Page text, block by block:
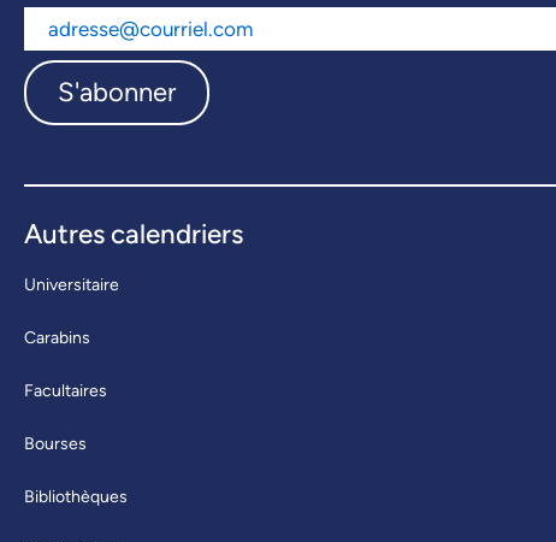
S'abonner
Autres calendriers
Universitaire
Carabins
Facultaires
Bourses
Bibliothèques